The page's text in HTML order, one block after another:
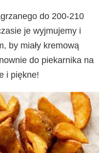
do 200-210
je wyjmujemy i
by miały kremową
do piekarnika na
i piękne!